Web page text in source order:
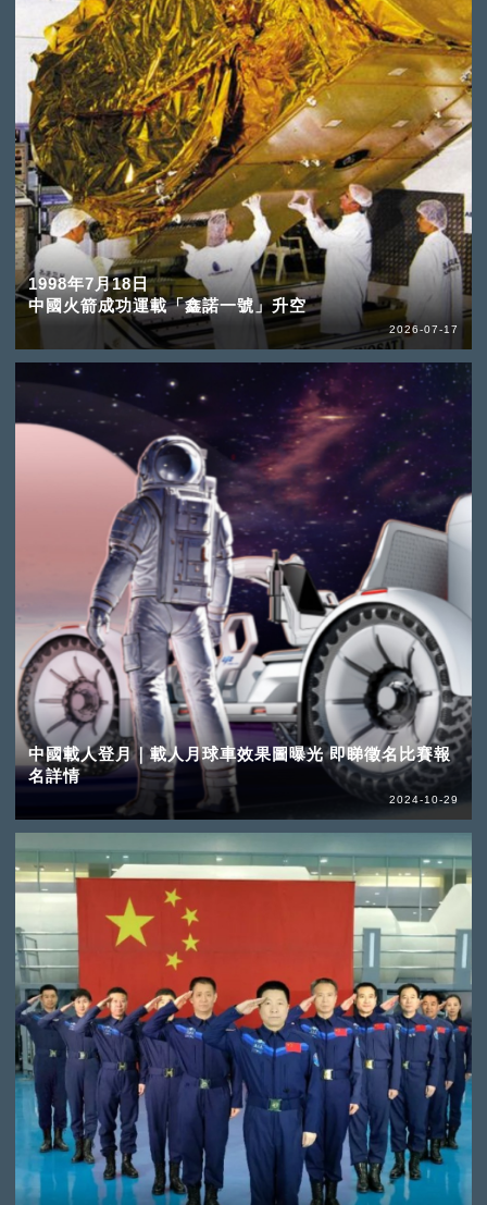
1998年7月18日
中國火箭成功運載「鑫諾一號」升空
2026-07-17
中國載人登月｜載人月球車效果圖曝光 即睇徵名比賽報
名詳情
2024-10-29